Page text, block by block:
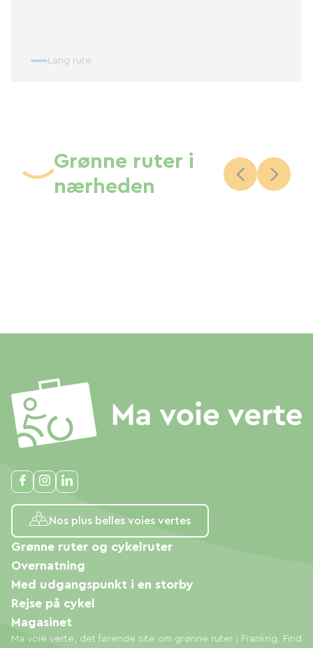
Lang rute
Grønne ruter i
nærheden
Nos plus belles voies vertes
Ma voie verte, det førende site om grønne ruter i Frankrig. Find
Grønne ruter og cykelruter
Overnatning
Med udgangspunkt i en storby
Rejse på cykel
Magasinet